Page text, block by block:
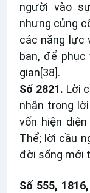
người vào
nhưng củng
các năng lực
ban, để
gian[38].
Số 2821. Lời
nhận trong
vốn hiện
Thể; lời cầu
đời sống mới
Số 555,